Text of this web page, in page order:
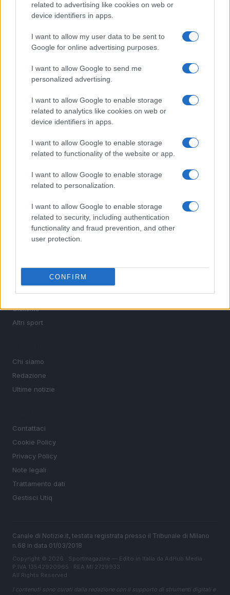
related to advertising like cookies on web or
device identifiers in apps.
I want to allow my user data to be sent to
Google for online advertising purposes.
I want to allow Google to send me
personalized advertising.
I want to allow Google to enable storage
related to analytics like cookies on web or
device identifiers in apps.
I want to allow Google to enable storage
related to functionality of the website or app.
I want to allow Google to enable storage
related to personalization.
I want to allow Google to enable storage
related to security, including authentication
functionality and fraud prevention, and other
user protection.
CONFIRM
Europei U18 basket: Italia e Slovenia si sfidano per
l’oro
Camp Estivo di Basket: Divertimento e Apprendimento
per Giovani Atleti
Sportmagazine: notizie, approfondimenti e classifiche su
calcio, basket, tennis, ciclismo, motori, Formula 1,
nazionali e internazionali, gli highlight delle partite, le
interviste ai protagonisti e i risultati in tempo reale di tutte
SEZIONI
Tennis
Motori
Ciclismo
Altri sport
Chi siamo
Redazione
Ultime notizie
Contattaci
Cookie Policy
Privacy Policy
Note legali
Trattamento dati
Gestisci Utiq
Canale di Notizie.it, testata registrata presso il Tribunale di Milano
n.68 in data 01/03/2018
Copyright © 2026 · Sportmagazine — Edito in Italia da AdHub Media
P.IVA 13542920965 · REA MI 2729933
All Rights Reserved
I contenuti sono curati dalla redazione con il supporto di strumenti digitali e